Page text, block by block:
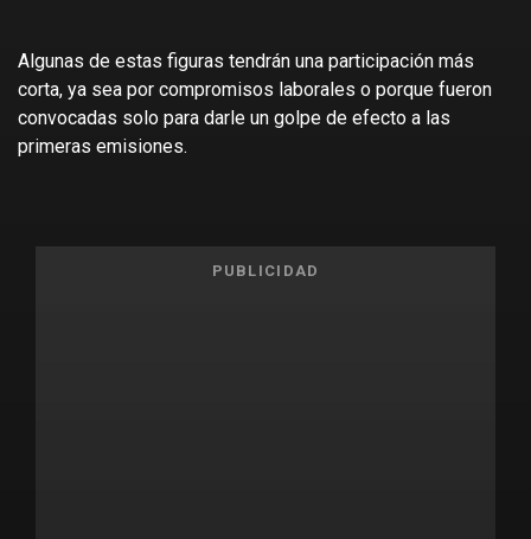
Algunas de estas figuras tendrán una participación más
corta, ya sea por compromisos laborales o porque fueron
convocadas solo para darle un golpe de efecto a las
primeras emisiones.
PUBLICIDAD